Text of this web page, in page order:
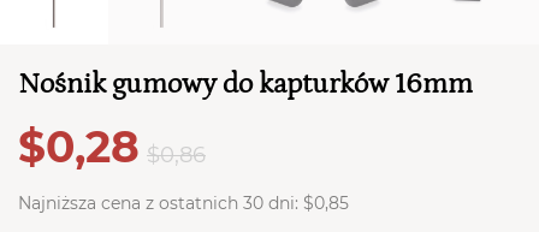
Nośnik gumowy do kapturków 16mm
$0,28 $0,86
Najniższa cena z ostatnich 30 dni: $0,85